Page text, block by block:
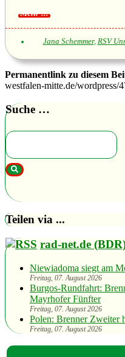
Jana Schemmer, RSV
Permanentlink zu diesem
westfalen-mitte.de/wordpress/
Suche …
Teilen via ...
rad-net.de
Niewiadoma siegt am
Freitag, 07. August 2026
Burgos-Rundfahrt:
Mayrhofer Fünfter
Freitag, 07. August 2026
Polen: Brenner Zweiter
Freitag, 07. August 2026